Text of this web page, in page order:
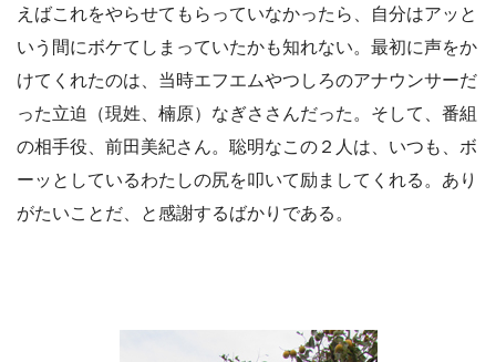
えばこれをやらせてもらっていなかったら、自分はアッと
いう間にボケてしまっていたかも知れない。最初に声をか
けてくれたのは、当時エフエムやつしろのアナウンサーだ
った立迫（現姓、楠原）なぎささんだった。そして、番組
の相手役、前田美紀さん。聡明なこの２人は、いつも、ボ
ーッとしているわたしの尻を叩いて励ましてくれる。あり
がたいことだ、と感謝するばかりである。